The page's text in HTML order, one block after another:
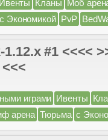
Ивенты Кланы Моб
с Экономикой PvP
#1 <<<<
играми Ивенты
арена Тюрьма с